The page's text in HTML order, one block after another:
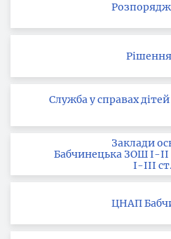
Служба у справах
Заклади
Бабчинецька ЗОШ І-
І-ІІІ
ЦНАП